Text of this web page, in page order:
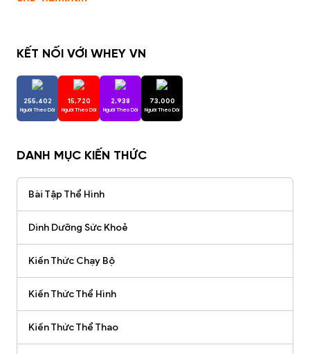
KẾT NỐI VỚI WHEY VN
255,402
Người Theo Dõi
15,720
Người Theo Dõi
2,938
Người Theo Dõi
73,000
Người Theo Dõi
DANH MỤC KIẾN THỨC
Bài Tập Thể Hình
Dinh Dưỡng Sức Khoẻ
Kiến Thức Chạy Bộ
Kiến Thức Thể Hình
Kiến Thức Thể Thao